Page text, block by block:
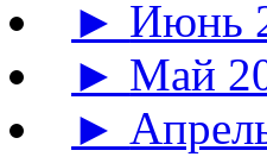
► Июнь
► Май
►